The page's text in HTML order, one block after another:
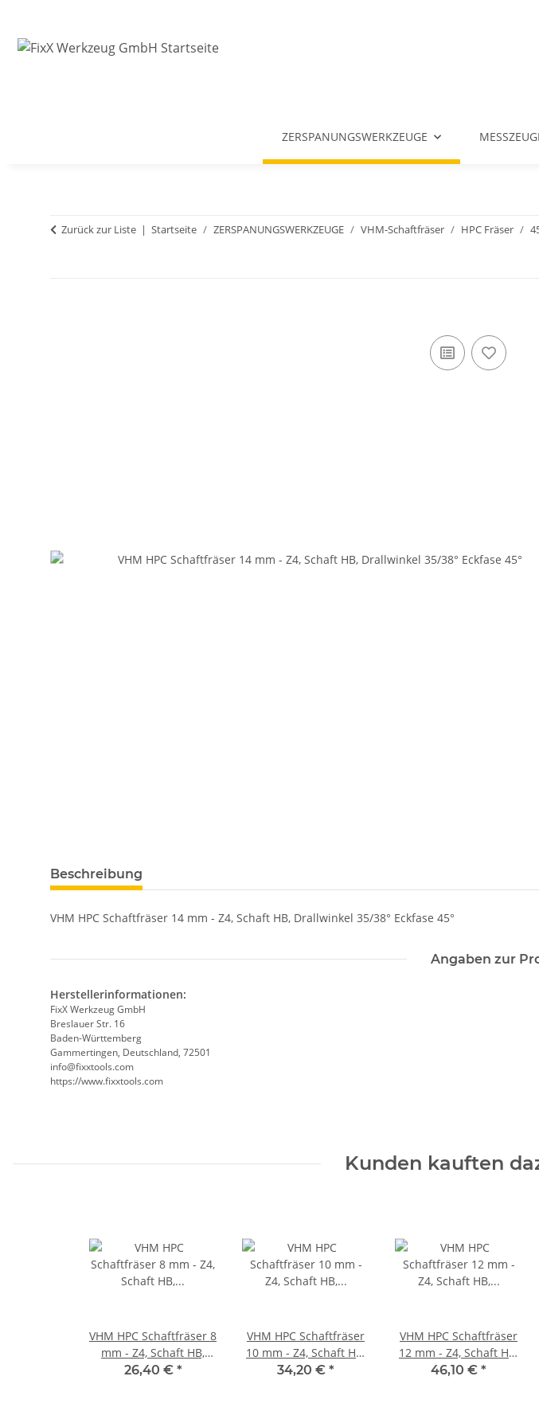
ZERSPANUNGSWERKZEUGE
Zurück zur Liste Startseite ZERSPANUNGSWERKZEUGE VHM-Schaftfräser HPC Fräser
weitere Registerkarten anzeigen
Beschreibung
VHM HPC Schaftfräser 14 mm - Z4, Schaft HB, Drallwinkel 35/38° Eckfase 45°
Angaben zur
Herstellerinformationen:
FixX Werkzeug GmbH
Breslauer Str. 16
Baden-Württemberg
Gammertingen, Deutschland, 72501
info@fixxtools.com
https://www.fixxtools.com
Kunden kauften
VHM HPC Schaftfräser 8
mm - Z4, Schaft HB,
Drallwinkel 35/38°
26,40 € *
VHM HPC Schaftfräser
10 mm - Z4, Schaft HB,
Drallwinkel 35/38°
34,20 € *
VHM HPC Schaftfräser
12 mm - Z4, Schaft HB,
Drallwinkel 35/38°
46,10 € *